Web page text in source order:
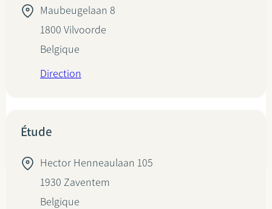
Maubeugelaan 8
1800 Vilvoorde
Belgique
Direction
Étude
Hector Henneaulaan 105
1930 Zaventem
Belgique